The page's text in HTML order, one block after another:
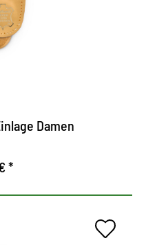
músculos, tendones y
arco metatarsiano
Damen
*